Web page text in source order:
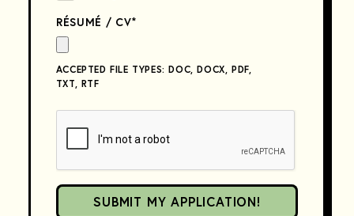
RÉSUMÉ / CV*
ACCEPTED FILE TYPES: DOC, DOCX, PDF,
TXT, RTF
SUBMIT MY APPLICATION!